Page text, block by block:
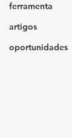
ferramenta
artigos
oportunidades